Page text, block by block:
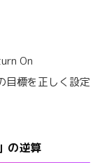
On
標を正しく設定
の逆算